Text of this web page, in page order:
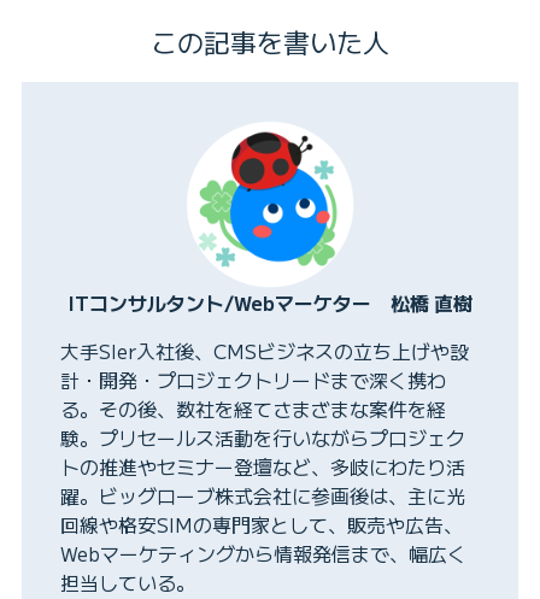
この記事を書いた人
ITコンサルタント/Webマーケター 松橋 直樹
大手SIer入社後、CMSビジネスの立ち上げや設
計・開発・プロジェクトリードまで深く携わ
る。その後、数社を経てさまざまな案件を経
験。プリセールス活動を行いながらプロジェク
トの推進やセミナー登壇など、多岐にわたり活
躍。ビッグローブ株式会社に参画後は、主に光
回線や格安SIMの専門家として、販売や広告、
Webマーケティングから情報発信まで、幅広く
担当している。